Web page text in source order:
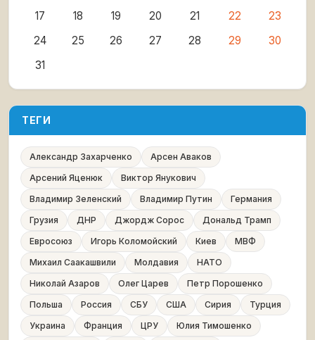
17
18 19 20 21 22
23
24
25 26 27 28 29
30
31
ТЕГИ
Александр Захарченко
Арсен Аваков
Арсений Яценюк
Виктор Янукович
Владимир Зеленский
Владимир Путин
Германия
Грузия
ДНР Джордж Сорос
Дональд Трамп
Евросоюз
Игорь Коломойский Киев
МВФ
Михаил Саакашвили
Молдавия
НАТО
Николай Азаров
Олег Царев
Петр Порошенко
Польша
Россия СБУ США Сирия
Турция
Украина
Франция ЦРУ
Юлия Тимошенко